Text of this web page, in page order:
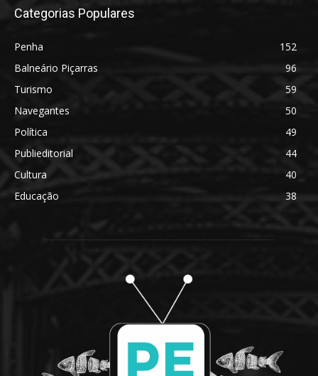
Categorias Populares
Penha
152
Balneário Piçarras
96
Turismo
59
Navegantes
50
Política
49
Publieditorial
44
Cultura
40
Educação
38